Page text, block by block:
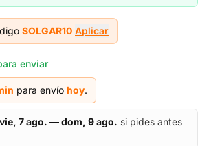
SOLGAR10 Aplicar
enviar
para envío hoy.
vie, 7 ago. — dom, 9 ago. si pides antes